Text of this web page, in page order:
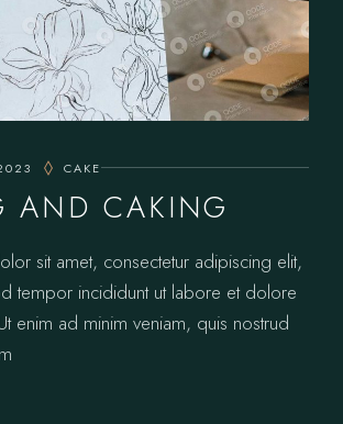
CAKE
AND CAKING
sit amet, consectetur adipiscing elit,
tempor incididunt ut labore et dolore
enim ad minim veniam, quis nostrud